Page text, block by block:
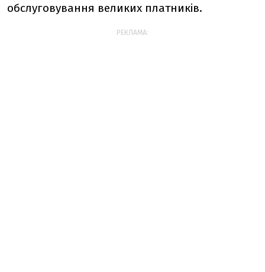
обслуговування великих платників.
РЕКЛАМА: